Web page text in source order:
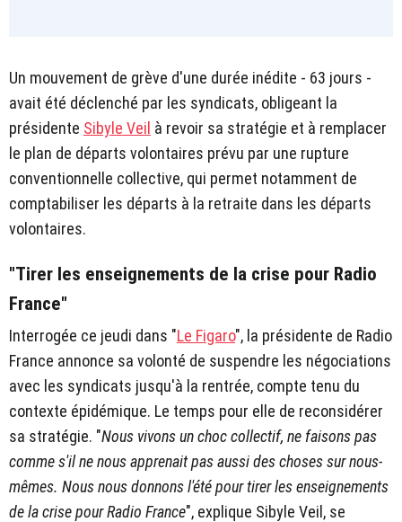
Un mouvement de grève d'une durée inédite - 63 jours -
avait été déclenché par les syndicats, obligeant la
présidente Sibyle Veil à revoir sa stratégie et à remplacer
le plan de départs volontaires prévu par une rupture
conventionnelle collective, qui permet notamment de
comptabiliser les départs à la retraite dans les départs
volontaires.
"Tirer les enseignements de la crise pour Radio
France"
Interrogée ce jeudi dans "Le Figaro", la présidente de Radio
France annonce sa volonté de suspendre les négociations
avec les syndicats jusqu'à la rentrée, compte tenu du
contexte épidémique. Le temps pour elle de reconsidérer
sa stratégie. "Nous vivons un choc collectif, ne faisons pas
comme s'il ne nous apprenait pas aussi des choses sur nous-
mêmes. Nous nous donnons l'été pour tirer les enseignements
de la crise pour Radio France", explique Sibyle Veil, se